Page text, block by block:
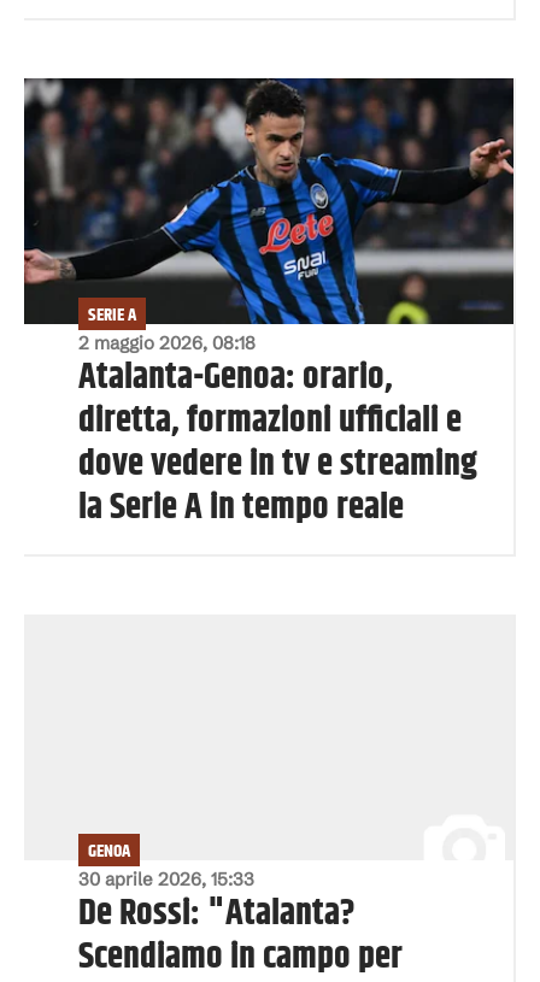
2 maggio 2026, 08:18
SERIE A
Atalanta-Genoa: orario,
diretta, formazioni ufficiali e
dove vedere in tv e streaming
la Serie A in tempo reale
30 aprile 2026, 15:33
GENOA
De Rossi: "Atalanta?
Scendiamo in campo per